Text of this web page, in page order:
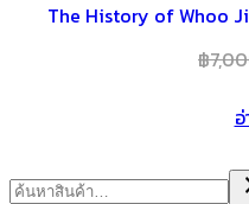
The History of Whoo
฿